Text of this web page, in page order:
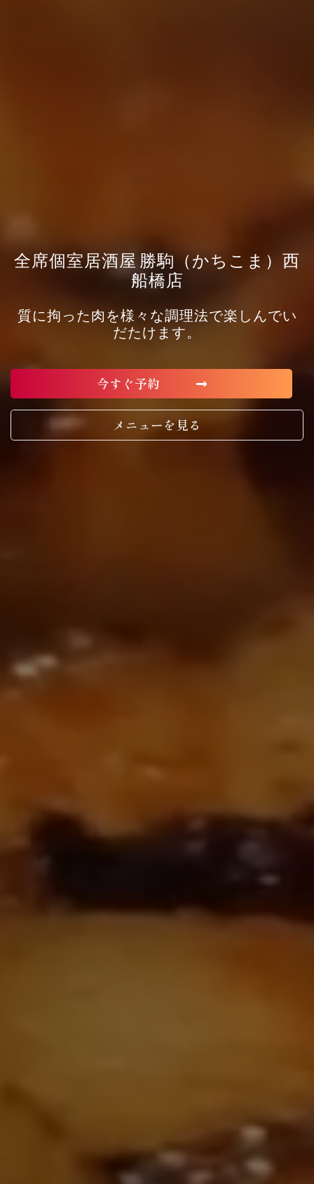
全席個室居酒屋 勝駒（かちこま）西
船橋店
質に拘った肉を様々な調理法で楽しんでい
だたけます。
今すぐ予約
メニューを見る